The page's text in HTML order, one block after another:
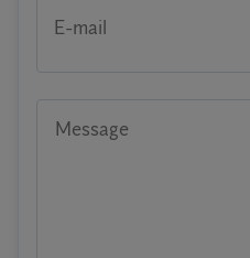
E-mail
Message